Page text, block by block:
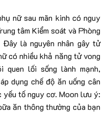
nữ sau mãn kinh có nguy
tâm Kiểm soát và Phòng
Đây là nguyên nhân gây tử
có nhiều khả năng tử vong
quen lối sống lành mạnh,
dụng chế độ ăn uống cân
yếu tố nguy cơ. Moon lưu ý:
ăn thông thường của bạn